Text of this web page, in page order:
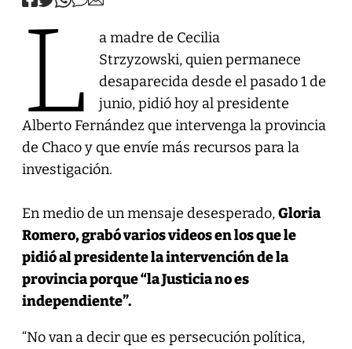
L
a madre de Cecilia
Strzyzowski, quien permanece
desaparecida desde el pasado 1 de
junio, pidió hoy al presidente
Alberto Fernández que intervenga la provincia
de Chaco y que envíe más recursos para la
investigación.
En medio de un mensaje desesperado,Gloria
Romero, grabó varios videos en los que le
pidió al presidente la intervención de la
provincia porque “la Justicia no es
independiente”.
“No van a decir que es persecución política,